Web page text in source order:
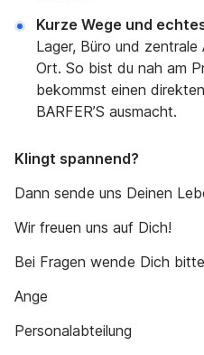
Kurze Wege und
Lager, Büro und
Ort. So bist du nah am
bekommst einen
BARFER’S ausmacht.
Klingt spannend?
Dann sende uns Deinen
Wir freuen uns auf Dich!
Bei Fragen wende Dich
Ange
Personalabteilung